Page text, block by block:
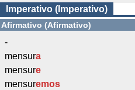
Imperativo (Imperativo)
Afirmativo (Afirmativo)
-
mensura
mensure
mensuremos